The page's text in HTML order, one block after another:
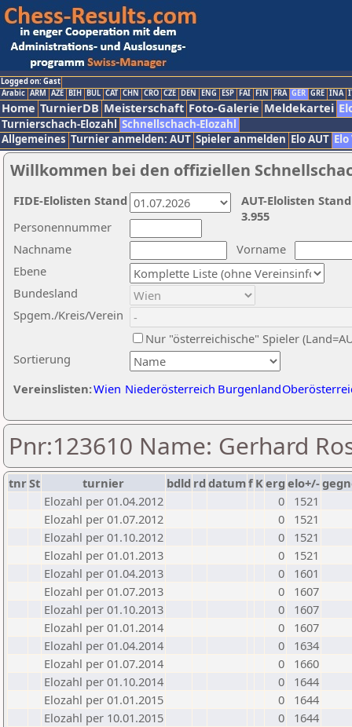
Logged on: Gast
Arabic ARM AZE BIH BUL CAT CHN CRO CZE DEN ENG ESP FAI FIN FRA GER GRE INA
Home TurnierDB Meisterschaft Foto-Galerie Meldekartei
Turnierschach-Elozahl Schnellschach-Elozahl
Allgemeines Turnier anmelden: AUT Spieler anmelden Elo AUT
Willkommen bei den offiziellen
Nachname
Vorname
Ebene
Sortierung
Personennummer
Bundesland
Spgem./Kreis/Verein
Nur "österreichische" Spieler
Vereinslisten:Wien Niederösterreich Burgenland
AUT-Elolisten
3.955
FIDE-Elolisten Stand
Pnr:123610 Name: Gerhard
tnrSt turnier bdld rd datumf Kerg elo+/-
Elozahl per 01.04.2012
0
1521
Elozahl per 01.07.2012
0
1521
Elozahl per 01.10.2012
0
1521
Elozahl per 01.01.2013
0
1521
Elozahl per 01.04.2013
0
1601
Elozahl per 01.07.2013
0
1607
Elozahl per 01.10.2013
0
1607
Elozahl per 01.01.2014
0
1607
Elozahl per 01.04.2014
0
1634
Elozahl per 01.07.2014
0
1660
Elozahl per 01.10.2014
0
1644
Elozahl per 01.01.2015
0
1644
Elozahl per 10.01.2015
0
1644